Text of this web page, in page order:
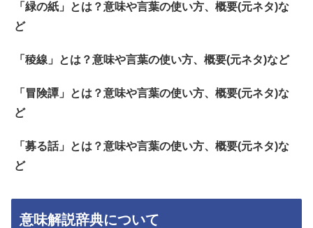
「緑の紙」とは？意味や言葉の使い方、概要(元ネタ)な
ど
「稜線」とは？意味や言葉の使い方、概要(元ネタ)など
「冒険譚」とは？意味や言葉の使い方、概要(元ネタ)な
ど
「募る話」とは？意味や言葉の使い方、概要(元ネタ)な
ど
意味解説辞典について